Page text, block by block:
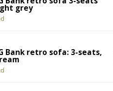
grey
Bank retro sofa: 3-seats,